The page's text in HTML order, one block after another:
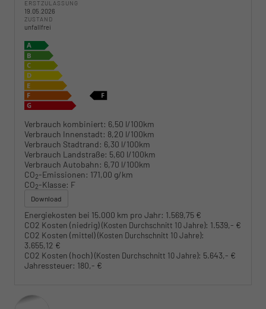
ERSTZULASSUNG
19.05.2026
ZUSTAND
unfallfrei
Verbrauch kombiniert: 6,50 l/100km
Verbrauch Innenstadt: 8,20 l/100km
Verbrauch Stadtrand: 6,30 l/100km
Verbrauch Landstraße: 5,60 l/100km
Verbrauch Autobahn: 6,70 l/100km
CO2-Emissionen: 171,00 g/km
CO2-Klasse: F
Download
Energiekosten bei 15.000 km pro Jahr: 1.569,75 €
CO2 Kosten (niedrig)(Kosten Durchschnitt 10 Jahre): 1.539,- €
CO2 Kosten (mittel)(Kosten Durchschnitt 10 Jahre):
3.655,12 €
CO2 Kosten (hoch)(Kosten Durchschnitt 10 Jahre): 5.643,- €
Jahressteuer: 180,- €